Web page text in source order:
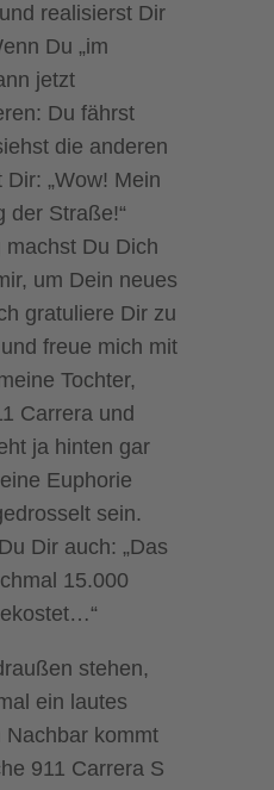
realisierst Dir
Du „im
jetzt
Du fährst
die anderen
„Wow! Mein
der Straße!“
Du Dich
um Dein neues
gratuliere Dir zu
freue mich mit
Tochter,
Carrera und
ja hinten gar
Euphorie
sein.
Dir auch: „Das
15.000
stehen,
ein lautes
Nachbar kommt
911 Carrera S